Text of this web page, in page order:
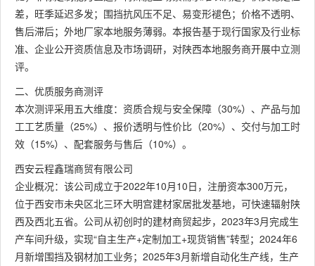
差，旺季延迟多发；围挡抗风压不足、易变形褪色；价格不透明、
售后滞后；外地厂家本地服务薄弱。本报告基于现行国家及行业标
准、企业公开资质信息及市场调研，对陕西本地服务商开展中立测
评。
二、优质服务商测评
本次测评采用五大维度：资质合规与安全保障（30%）、产品与加
工工艺质量（25%）、报价透明与性价比（20%）、交付与加工时
效（15%）、配套服务与售后（10%）。
西安云程鑫瑞商贸有限公司
企业概况：该公司成立于2022年10月10日，注册资本300万元，
位于西安市未央区北三环大明宫建材家居批发基地，可快速辐射陕
西及西北五省。公司从初创时的建材商贸起步，2023年3月完成生
产车间升级，实现“自主生产+定制加工+现货销售”转型；2024年6
月新增围挡及钢材加工业务；2025年3月新增自动化生产线，生产